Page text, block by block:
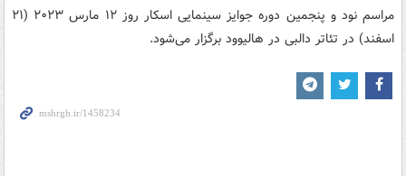
مراسم نود و پنجمین دوره جوایز سینمایی اسکار روز ۱۲ مارس ۲۰۲۳ (۲۱
اسفند) در تئاتر دالبی در هالیوود برگزار می‌شود.